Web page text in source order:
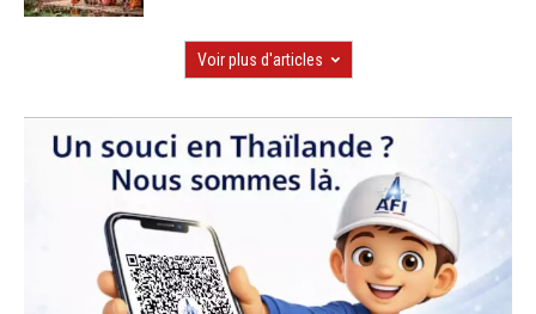
Voir plus d'articles